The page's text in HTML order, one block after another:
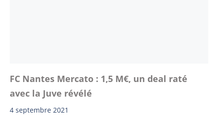
FC Nantes Mercato : 1,5 M€, un deal raté
avec la Juve révélé
4 septembre 2021